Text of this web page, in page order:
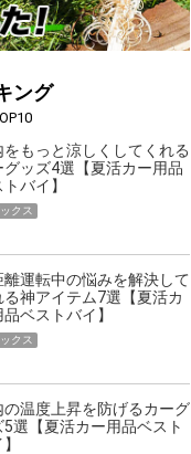
ング
をもっと涼しくしてくれる
グッズ4選【夏活カー用品
バイ】
クス
離運転中の悩みを解決して
る神アイテム7選【夏活カ
品ベストバイ】
クス
の温度上昇を防げるカーグ
5選【夏活カー用品ベスト